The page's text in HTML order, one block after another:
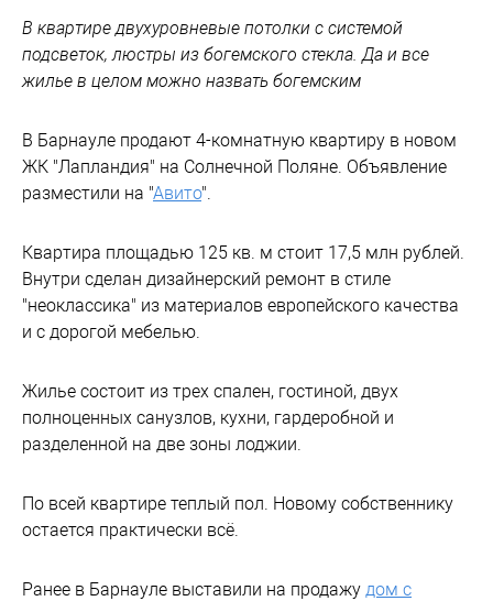
В квартире двухуровневые потолки с системой
подсветок, люстры из богемского стекла. Да и все
жилье в целом можно назвать богемским
В Барнауле продают 4-комнатную квартиру в новом
ЖК "Лапландия" на Солнечной Поляне. Объявление
разместили на "Авито".
Квартира площадью 125 кв. м стоит 17,5 млн рублей.
Внутри сделан дизайнерский ремонт в стиле
"неоклассика" из материалов европейского качества
и с дорогой мебелью.
Жилье состоит из трех спален, гостиной, двух
полноценных санузлов, кухни, гардеробной и
разделенной на две зоны лоджии.
По всей квартире теплый пол. Новому собственнику
остается практически всё.
Ранее в Барнауле выставили на продажу дом с